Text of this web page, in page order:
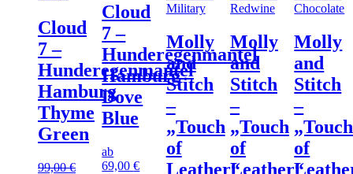
Cloud
7 –
Hunderegenmantel
Hamburg
Thyme
Green
99,00€
Cloud
7 –
Hunderegenmantel
Hamburg
Dove
Blue
ab
69,00€
Molly
and
Stitch
–
„Touch
of
Leather“
Molly
and
Stitch
–
„Touch
of
Leather“
Molly
and
Stitch
–
„Touch
of